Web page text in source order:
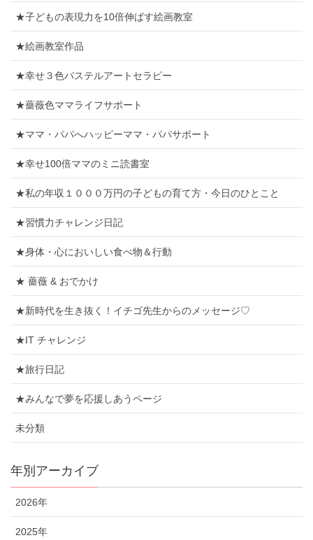
★子どもの表現力を10倍伸ばす絵画教室
★絵画教室作品
★幸せ３色パステルアートセラピー
★薔薇色ママライフサポート
★ママ・パパへハッピーママ・パパサポート
★幸せ100倍ママのミニ読書室
★私の年収１０００万円の子どもの育て方・今日のひとこと
★習慣力チャレンジ日記
★身体・心においしい食べ物＆行動
★ 薔薇 & おでかけ
★新時代を生き抜く！イチゴ先生からのメッセージ♡
★IT チャレンジ
★旅行日記
★みんなで夢を応援しあうページ
未分類
年別アーカイブ
2026年
2025年